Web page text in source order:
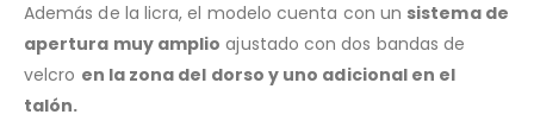
Además de la licra, el modelo cuenta con un sistema de
apertura muy amplio ajustado con dos bandas de
velcro en la zona del dorso y uno adicional en el
talón.